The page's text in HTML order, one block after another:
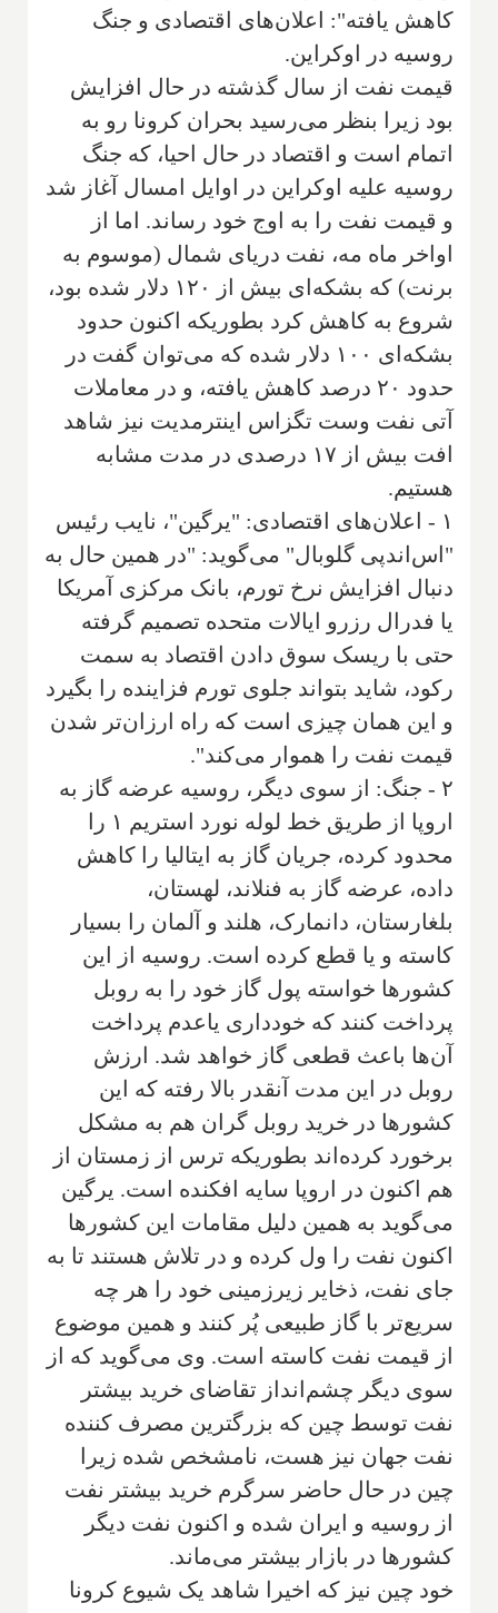
کاهش یافته": اعلان‌های اقتصادی و جنگ
روسیه در اوکراین.
قیمت نفت از سال گذشته در حال افزایش
بود زیرا بنظر می‌رسید بحران کرونا رو به
اتمام است و اقتصاد در حال احیا، که جنگ
روسیه علیه اوکراین در اوایل امسال آغاز شد
و قیمت نفت را به اوج خود رساند. اما از
اواخر ماه مه، نفت دریای شمال (موسوم به
برنت) که بشکه‌ای بیش از ۱۲۰ دلار شده بود،
شروع به کاهش کرد بطوریکه اکنون حدود
بشکه‌ای ۱۰۰ دلار شده که می‌توان گفت در
حدود ۲۰ درصد کاهش یافته، و در معاملات
آتی نفت وست تگزاس اینترمدیت نیز شاهد
افت بیش از ۱۷ درصدی در مدت مشابه
هستیم.
۱ - اعلان‌های اقتصادی: "یرگین"، نایب رئیس
"اس‌اندپی گلوبال" می‌گوید: "در همین حال به
دنبال افزایش نرخ تورم، بانک مرکزی آمریکا
یا فدرال رزرو ایالات متحده تصمیم گرفته
حتی با ریسک سوق دادن اقتصاد به سمت
رکود، شاید بتواند جلوی تورم فزاینده را بگیرد
و این همان چیزی است که راه ارزان‌تر شدن
قیمت نفت را هموار می‌کند".
۲ - جنگ: از سوی دیگر، روسیه عرضه گاز به
اروپا از طریق خط لوله نورد استریم ۱ را
محدود کرده، جریان گاز به ایتالیا را کاهش
داده، عرضه گاز به فنلاند، لهستان،
بلغارستان، دانمارک، هلند و آلمان را بسیار
کاسته و یا قطع کرده است. روسیه از این
کشورها خواسته پول گاز خود را به روبل
پرداخت کنند که خودداری یاعدم پرداخت
آن‌ها باعث قطعی گاز خواهد شد. ارزش
روبل در این مدت آنقدر بالا رفته که این
کشورها در خرید روبل گران هم به مشکل
برخورد کرده‌اند بطوریکه ترس از زمستان از
هم اکنون در اروپا سایه افکنده است. یرگین
می‌گوید به همین دلیل مقامات این کشورها
اکنون نفت را ول کرده و در تلاش هستند تا به
جای نفت، ذخایر زیرزمینی خود را هر چه
سریع‌تر با گاز طبیعی پُر کنند و همین موضوع
از قیمت نفت کاسته است. وی می‌گوید که از
سوی دیگر چشم‌انداز تقاضای خرید بیشتر
نفت توسط چین که بزرگترین مصرف کننده
نفت جهان نیز هست، نامشخص شده زیرا
چین در حال حاضر سرگرم خرید بیشتر نفت
از روسیه و ایران شده و اکنون نفت دیگر
کشورها در بازار بیشتر می‌ماند.
خود چین نیز که اخیرا شاهد یک شیوع کرونا